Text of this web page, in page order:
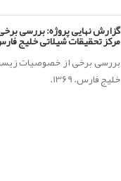
گزارش نهایی پروژه: بررسی
مرکز تحقیقات شیلاتی خلیج
بررسی برخی از خصوصیات
خلیج فارس. 1369.